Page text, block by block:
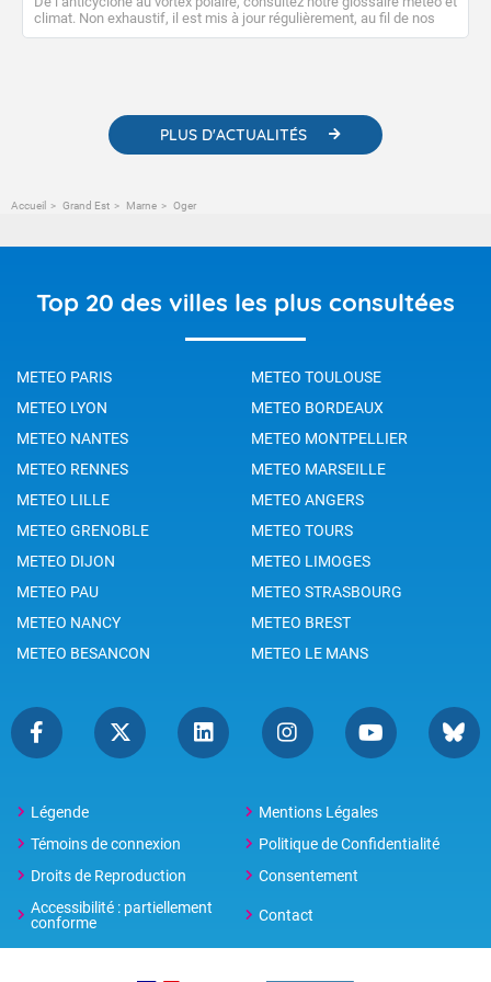
climat. Non exhaustif, il est mis à jour régulièrement, au fil de nos
publications. Vous y trouverez également des liens utiles vers nos
PLUS D'ACTUALITÉS
Accueil Grand Est Marne Oger
Top 20 des villes les plus consultées
METEO PARIS
METEO TOULOUSE
METEO LYON
METEO BORDEAUX
METEO NANTES
METEO MONTPELLIER
METEO RENNES
METEO MARSEILLE
METEO LILLE
METEO ANGERS
METEO GRENOBLE
METEO TOURS
METEO DIJON
METEO LIMOGES
METEO PAU
METEO STRASBOURG
METEO NANCY
METEO BREST
METEO BESANCON
METEO LE MANS
Légende
Mentions Légales
Témoins de connexion
Politique de Confidentialité
Droits de Reproduction
Consentement
Accessibilité : partiellement
conforme
Contact